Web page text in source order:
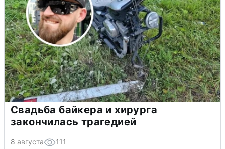
Свадьба байкера и хирурга
закончилась трагедией
8 августа 111